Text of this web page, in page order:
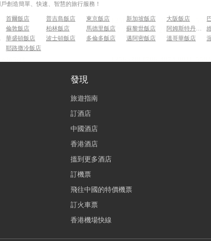
創造簡單、快速、智慧的旅行服務！
首爾飯店 普吉島飯店 東京飯店 新加坡飯店 大阪飯店
倫敦飯店 柏林飯店 馬德里飯店 蘇黎世飯店 阿姆斯特丹飯店
華盛頓飯店 波士頓飯店 多倫多飯店 邁阿密飯店 溫哥華飯店
耶路撒冷飯店
發現
旅遊指南
訂酒店
中國酒店
香港酒店
搵到更多酒店
訂機票
飛往中國的特價機票
訂火車票
香港機場快線